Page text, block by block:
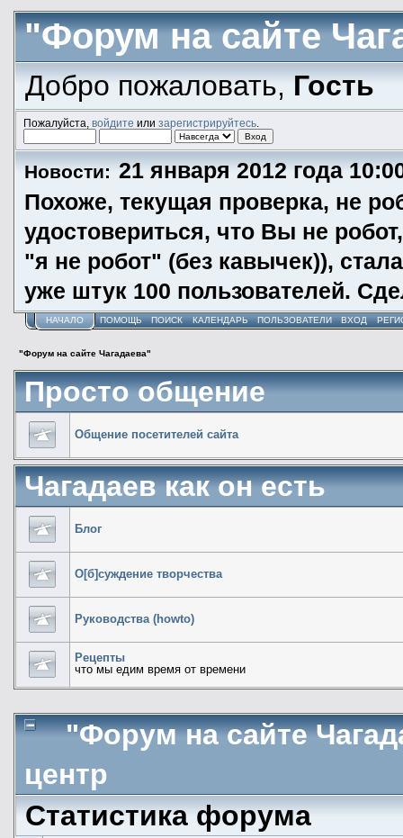
"Форум на сайте
Добро пожаловать,Гость
Пожалуйста, войдите или зарегистрируйтесь.
Новости: 21 января 2012 года
Похоже, текущая проверка, не
удостовериться, что Вы не
"я не робот" (без кавычек)),
уже штук 100 пользователей.
НАЧАЛО ПОМОЩЬ ПОИСК КАЛЕНДАРЬ ПОЛЬЗОВАТЕЛИ ВХОД
"Форум на сайте Чагадаева"
Просто общение
Общение посетителей сайта
Чагадаев как он есть
Блог
О[б]суждение творчества
Руководства (howto)
Рецепты
что мы едим время от времени
"Форум на сайте
центр
Статистика форума